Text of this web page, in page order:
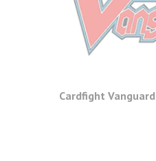
Cardfight Vanguard